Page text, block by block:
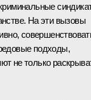
На эти вызовы
подходы,
не только